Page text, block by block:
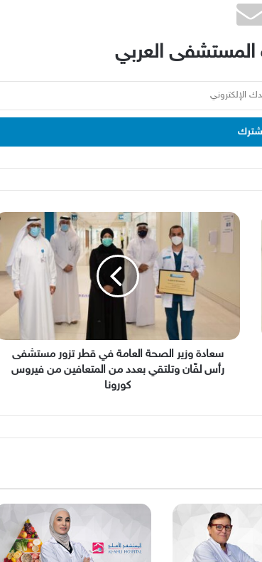
العربي
سعادة
وزير
تزور
رأس
وتلتقي
سعادة وزير الصحة العامة في قطر تزور مستشفى
رأس لفّان وتلتقي بعدد من المتعافين من فيروس
كورونا